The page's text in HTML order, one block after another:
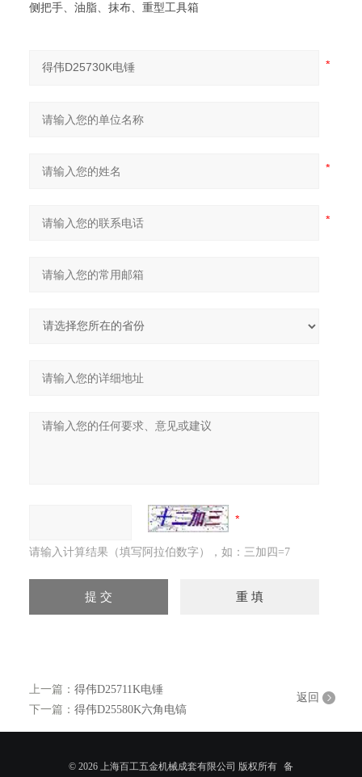
侧把手、油脂、抹布、重型工具箱
请输入计算结果（填写阿拉伯数字），如：三加四=7
上一篇： 得伟D25711K电锤
下一篇： 得伟D25580K六角电镐
返回
© 2026 上海百工五金机械成套有限公司 版权所有 备